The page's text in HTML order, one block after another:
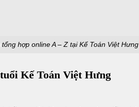
hợp online A – Z tại Kế Toán Việt Hưng
Kế Toán Việt Hưng